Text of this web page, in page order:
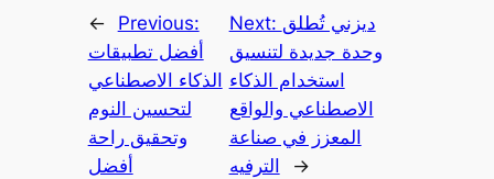
←
Previous:
أفضل تطبيقات
الذكاء الاصطناعي
لتحسين النوم
وتحقيق راحة
أفضل
Next: ديزني تُطلق
وحدة جديدة لتنسيق
استخدام الذكاء
الاصطناعي والواقع
المعزز في صناعة
الترفيه
→